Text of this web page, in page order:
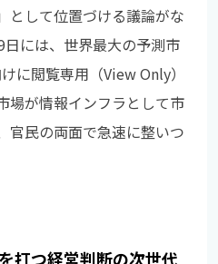
として位置づける議論がな
には、世界最大の予測市
に閲覧専用（View Only）
場が情報インフラとして市
官民の両面で急速に整いつ
打つ経営判断の次世代